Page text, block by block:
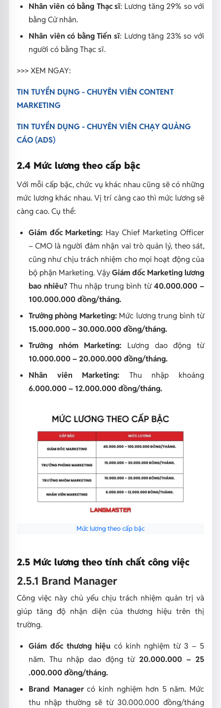
Nhân viên có bằng Thạc sĩ: Lương tăng 29% so với
bằng Cử nhân.
Nhân viên có bằng Tiến sĩ: Lương tăng 23% so với
người có bằng Thạc sĩ.
>>> XEM NGAY:
TIN TUYỂN DỤNG - CHUYÊN VIÊN CONTENT
MARKETING
TIN TUYỂN DỤNG - CHUYÊN VIÊN CHẠY QUẢNG
CÁO (ADS)
2.4 Mức lương theo cấp bậc
Với mỗi cấp bậc, chức vụ khác nhau cũng sẽ có những
mức lương khác nhau. Vị trí càng cao thì mức lương sẽ
càng cao. Cụ thể:
Giám đốc Marketing: Hay Chief Marketing Officer
– CMO là người đảm nhận vai trò quản lý, theo sát,
cũng như chịu trách nhiệm cho mọi hoạt động của
bộ phận Marketing. VậyGiám đốc Marketing lương
bao nhiêu?Thu nhập trung bình từ40.000.000 –
100.000.000 đồng/tháng.
Trưởng phòng Marketing:Mức lương trung bình từ
15.000.000 – 30.000.000 đồng/tháng.
Trưởng nhóm Marketing: Lương dao động từ
10.000.000 – 20.000.000 đồng/tháng.
Nhân viên Marketing: Thu nhập khoảng
6.000.000 – 12.000.000 đồng/tháng.
Mức lương theo cấp bậc
2.5 Mức lương theo tính chất công việc
2.5.1 Brand Manager
Công việc này chủ yếu chịu trách nhiệm quản trị và
giúp tăng độ nhận diện của thương hiệu trên thị
trường.
Giám đốc thương hiệu có kinh nghiệm từ 3 – 5
năm. Thu nhập dao động từ20.000.000 – 25
.000.000 đồng/tháng.
Brand Managercó kinh nghiệm hơn 5 năm. Mức
thu nhập thường sẽ từ 30.000.000 đồng/tháng